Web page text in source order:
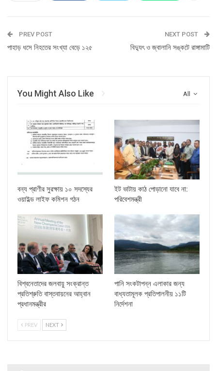
PREV POST
পাহাড় ধসে নিহতের সংখ্যা বেড়ে ১২৫
NEXT POST
বিদ্যুৎ ও জ্বালানি সঙ্কটে রাঙ্গামাটি
All
You Might Also Like
বন্য প্রাণীর সুরক্ষায় ১০ সদস্যের
ওয়াইল্ড লাইফ কমিশন গঠন
ইট ভাটায় কাঠ পোড়ানো যাবে না:
পরিবেশমন্ত্রী
বিশ্বনেতাদের জলবায়ু সংক্রান্ত
প্রতিশ্রুতি বাস্তবায়নের আহ্বান
প্রধানমন্ত্রীর
পানি সংকটাপন্ন এলাকার জন্য
বাধ্যতামূলক প্রতিপালনীয় ১১টি
নির্দেশনা
PREV NEXT